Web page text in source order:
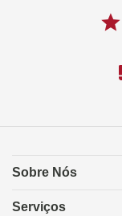
Sobre Nós
Serviços